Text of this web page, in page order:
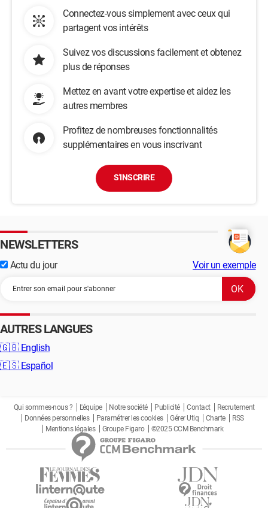
Connectez-vous simplement avec ceux qui
partagent vos intérêts
Suivez vos discussions facilement et obtenez
plus de réponses
Mettez en avant votre expertise et aidez les
autres membres
Profitez de nombreuses fonctionnalités
supplémentaires en vous inscrivant
S'INSCRIRE
NEWSLETTERS
Actu du jour Voir un exemple
AUTRES LANGUES
🇬🇧 English
🇪🇸 Español
Qui sommes-nous ? L'équipe Notre société Publicité Contact
Recrutement
Données personnelles
Paramétrer les cookies Gérer Utiq Charte
RSS
Mentions légales
Groupe Figaro ©2025 CCM Benchmark